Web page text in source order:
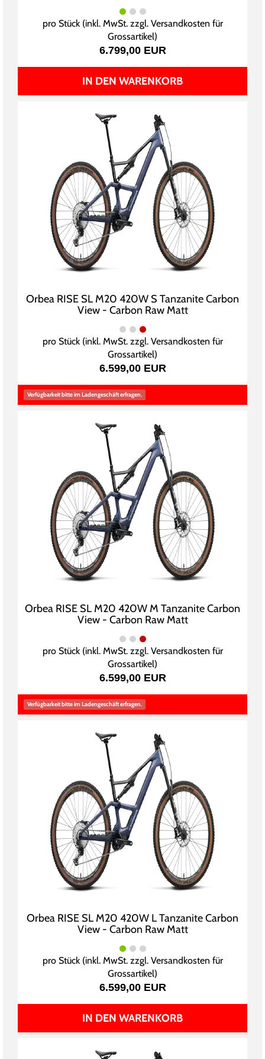
pro Stück (inkl. MwSt. zzgl. Versandkosten für
Grossartikel)
6.799,00 EUR
IN DEN WARENKORB
Orbea RISE SL M20 420W S Tanzanite Carbon
View - Carbon Raw Matt
pro Stück (inkl. MwSt. zzgl. Versandkosten für
Grossartikel)
6.599,00 EUR
Verfügbarkeit bitte im Ladengeschäft erfragen.
Orbea RISE SL M20 420W M Tanzanite Carbon
View - Carbon Raw Matt
pro Stück (inkl. MwSt. zzgl. Versandkosten für
Grossartikel)
6.599,00 EUR
Verfügbarkeit bitte im Ladengeschäft erfragen.
Orbea RISE SL M20 420W L Tanzanite Carbon
View - Carbon Raw Matt
pro Stück (inkl. MwSt. zzgl. Versandkosten für
Grossartikel)
6.599,00 EUR
IN DEN WARENKORB